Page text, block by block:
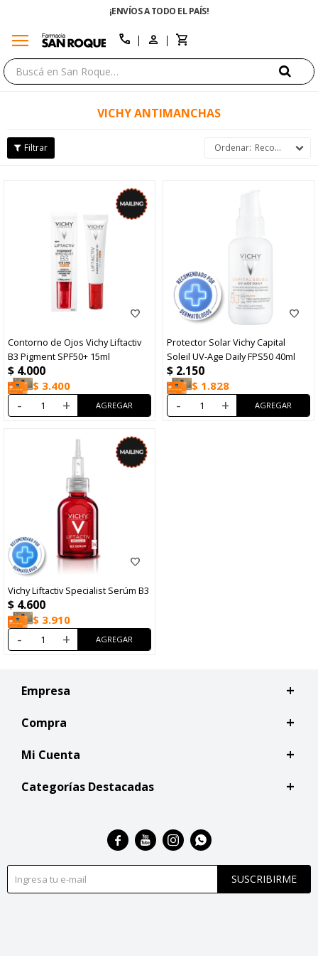
¡ENVÍOS A TODO EL PAÍS!
menu call
VICHY ANTIMANCHAS
Recomendados
Contorno de Ojos Vichy Liftactiv
B3 Pigment SPF50+ 15ml
$ 4.000
$ 3.400
- +
Protector Solar Vichy Capital
Soleil UV-Age Daily FPS50 40ml
$ 2.150
$ 1.828
- +
Vichy Liftactiv Specialist Serúm B3
$ 4.600
$ 3.910
- +
Empresa
Compra
Mi Cuenta
Categorías Destacadas
SUSCRIBIRME
   
close